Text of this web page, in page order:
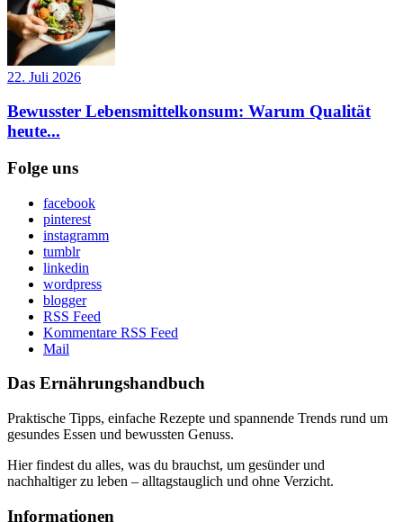
22. Juli 2026
Bewusster Lebensmittelkonsum: Warum Qualität
heute...
Folge uns
facebook
pinterest
instagramm
tumblr
linkedin
wordpress
blogger
RSS Feed
Kommentare RSS Feed
Mail
Das Ernährungshandbuch
Praktische Tipps, einfache Rezepte und spannende Trends rund um
gesundes Essen und bewussten Genuss.
Hier findest du alles, was du brauchst, um gesünder und
nachhaltiger zu leben – alltagstauglich und ohne Verzicht.
Informationen